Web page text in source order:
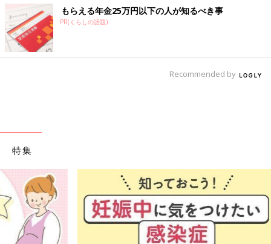
もらえる年金25万円以下の人が知るべき事
PR(くらしの話題)
Recommended by
特集